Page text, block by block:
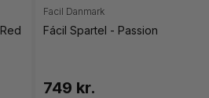
Facil Danmark
Fácil Spartel - Passion
749 kr.